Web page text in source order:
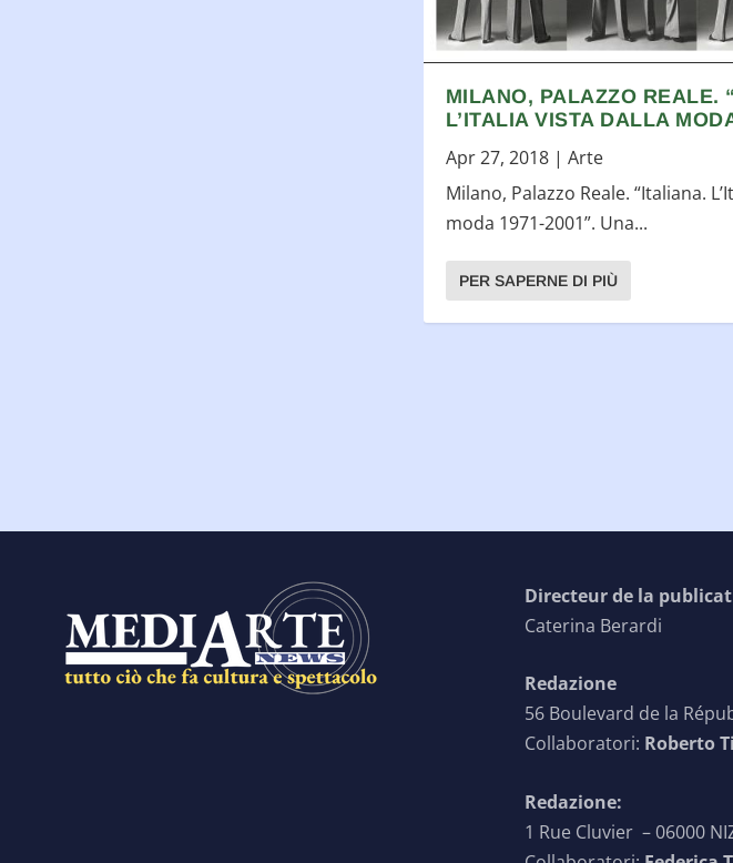
MILANO, PALAZZO REALE.
L’ITALIA VISTA DALLA
Apr 27, 2018| Arte
Milano, Palazzo Reale. “Italiana.
moda 1971-2001”. Una...
PER SAPERNE DI PIÙ
Directeur de la
Caterina Berardi
Redazione
56 Boulevard de la
Collaboratori: Roberto
Redazione:
1 Rue Cluvier – 06000